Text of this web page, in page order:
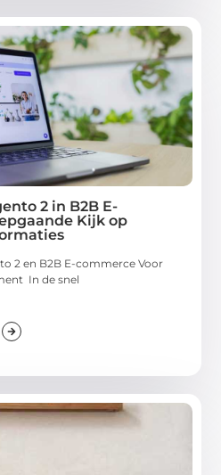
2 in B2B E-
Kijk op
2 en B2B E-commerce Voor
In de snel